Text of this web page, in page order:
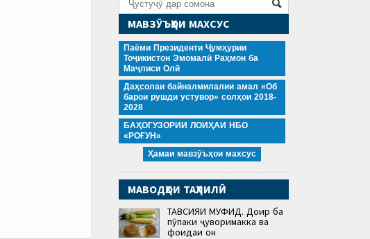
МАВЗӮЪҲОИ МАХСУС
Паёми Президенти Ҷумҳурии
Тоҷикистон Эмомалӣ Раҳмон ба
Маҷлиси Олӣ
Даҳсолаи байналмилалии амал «Об
барои рушди устувор» солҳои 2018-
2028
БАҲОГУЗОРИИ ЛОИҲАИ НБО
«РОҒУН»
Ҳамаи мавзӯъҳои махсус
МАВОДҲОИ ТАҲЛИЛӢ
ТАВСИЯИ МУФИД. Доир ба
пӯпаки ҷуворимакка ва
фоидаи он